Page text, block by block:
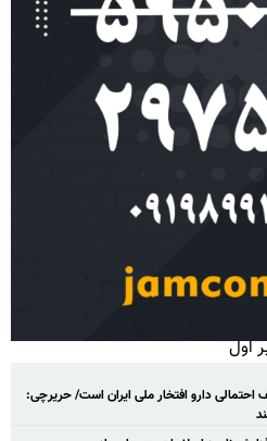
دارو افتخار ملی ایران است/ حریرچی: